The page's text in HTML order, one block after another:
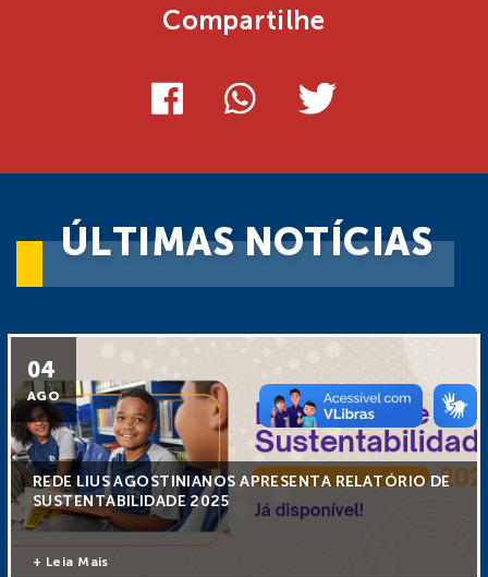
Compartilhe
ÚLTIMAS NOTÍCIAS
04
AGO
REDE LIUS AGOSTINIANOS APRESENTA RELATÓRIO DE
SUSTENTABILIDADE 2025
+ Leia Mais